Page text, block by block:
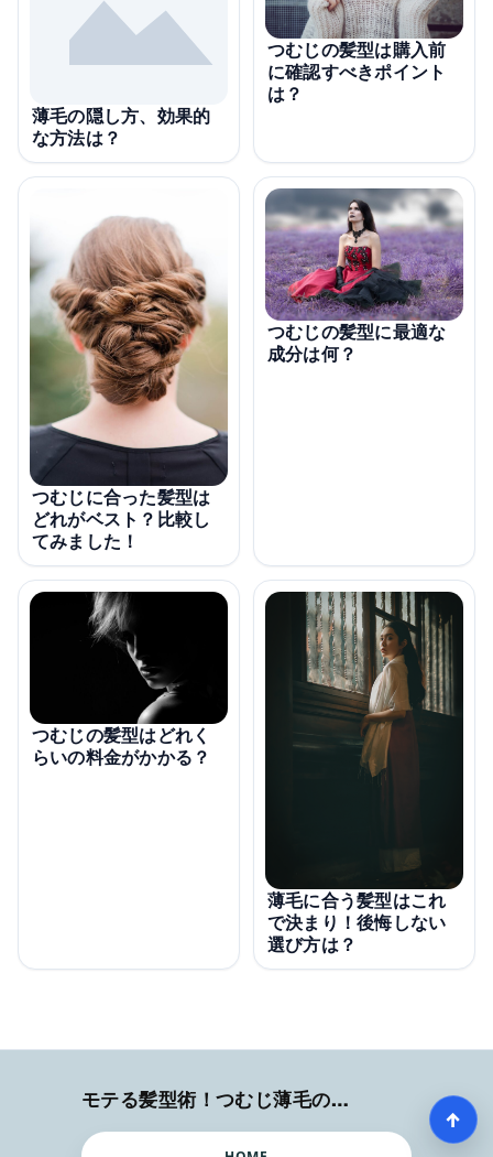
薄毛の隠し方、効果的
な方法は？
つむじの髪型は購入前
に確認すべきポイント
は？
つむじに合った髪型は
どれがベスト？比較し
てみました！
つむじの髪型に最適な
成分は何？
つむじの髪型はどれく
らいの料金がかかる？
薄毛に合う髪型はこれ
で決まり！後悔しない
選び方は？
モテる髪型術！つむじ薄毛の隠し方
↑